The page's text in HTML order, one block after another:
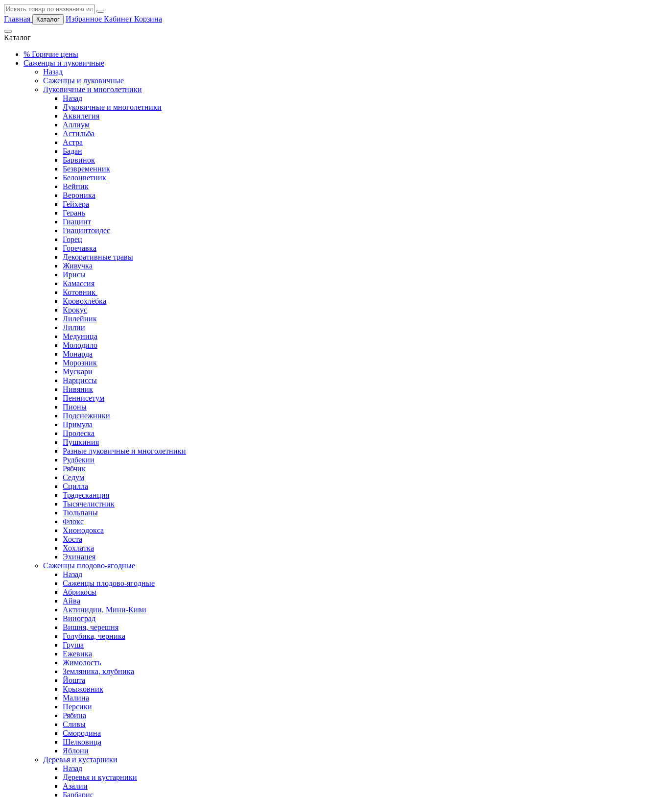
Главная Каталог Избранное Кабинет Корзина
Каталог
% Горячие цены
Саженцы и луковичные
Назад
Саженцы и луковичные
Луковичные и многолетники
Назад
Луковичные и многолетники
Аквилегия
Аллиум
Астильба
Астра
Бадан
Барвинок
Безвременник
Белоцветник
Вейник
Вероника
Гейхера
Герань
Гиацинт
Гиацинтоидес
Горец
Горечавка
Декоративные травы
Живучка
Ирисы
Камассия
Котовник
Кровохлёбка
Крокус
Лилейник
Лилии
Медуница
Молодило
Монарда
Морозник
Мускари
Нарциссы
Нивяник
Пеннисетум
Пионы
Подснежники
Примула
Пролеска
Пушкиния
Разные луковичные и многолетники
Рудбекии
Рябчик
Седум
Сцилла
Традесканция
Тысячелистник
Тюльпаны
Флокс
Хионодокса
Хоста
Хохлатка
Эхинацея
Саженцы плодово-ягодные
Назад
Саженцы плодово-ягодные
Абрикосы
Айва
Актинидии, Мини-Киви
Виноград
Вишня, черешня
Голубика, черника
Груша
Ежевика
Жимолость
Земляника, клубника
Йошта
Крыжовник
Малина
Персики
Рябина
Сливы
Смородина
Шелковица
Яблони
Деревья и кустарники
Назад
Деревья и кустарники
Азалии
Барбарис